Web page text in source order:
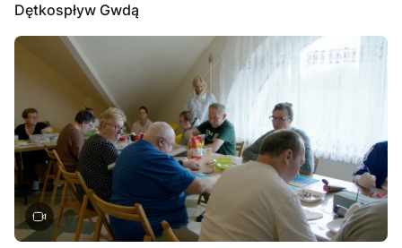
Dętkospływ Gwdą